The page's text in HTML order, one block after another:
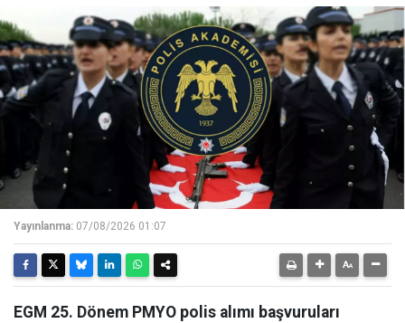
Yayınlanma: 07/08/2026 01:07
EGM 25. Dönem PMYO polis alımı başvuruları